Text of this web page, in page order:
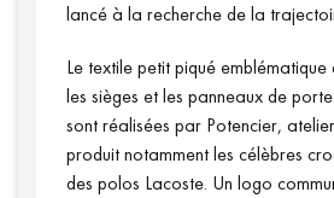
lancé à la recherche de la
Le textile petit piqué
les sièges et les panneaux de
sont réalisées par Potencier,
produit notamment les célèbres
des polos Lacoste. Un logo